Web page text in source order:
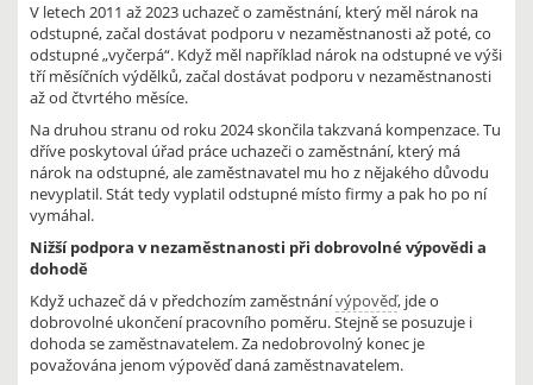
V letech 2011 až 2023 uchazeč o zaměstnání, který měl nárok na
odstupné, začal dostávat podporu v nezaměstnanosti až poté, co
odstupné „vyčerpá“. Když měl například nárok na odstupné ve výši
tří měsíčních výdělků, začal dostávat podporu v nezaměstnanosti
až od čtvrtého měsíce.
Na druhou stranu od roku 2024 skončila takzvaná kompenzace. Tu
dříve poskytoval úřad práce uchazeči o zaměstnání, který má
nárok na odstupné, ale zaměstnavatel mu ho z nějakého důvodu
nevyplatil. Stát tedy vyplatil odstupné místo firmy a pak ho po ní
vymáhal.
Nižší podpora v nezaměstnanosti při dobrovolné výpovědi a
dohodě
Když uchazeč dá v předchozím zaměstnánívýpověď, jde o
dobrovolné ukončení pracovního poměru. Stejně se posuzuje i
dohoda se zaměstnavatelem. Za nedobrovolný konec je
považována jenom výpověď daná zaměstnavatelem.